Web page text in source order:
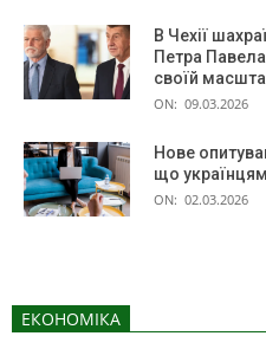
В Чехії
Петра
своїй
ON: 09.03.2026
Нове
що українцям
ON: 02.03.2026
ЕКОНОМІКА